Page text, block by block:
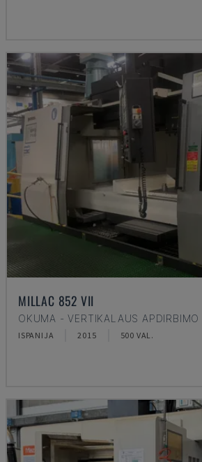
MILLAC 852 VII
OKUMA - VERTIKALAUS APDIRBIMO
ISPANIJA 2015 500 VAL.